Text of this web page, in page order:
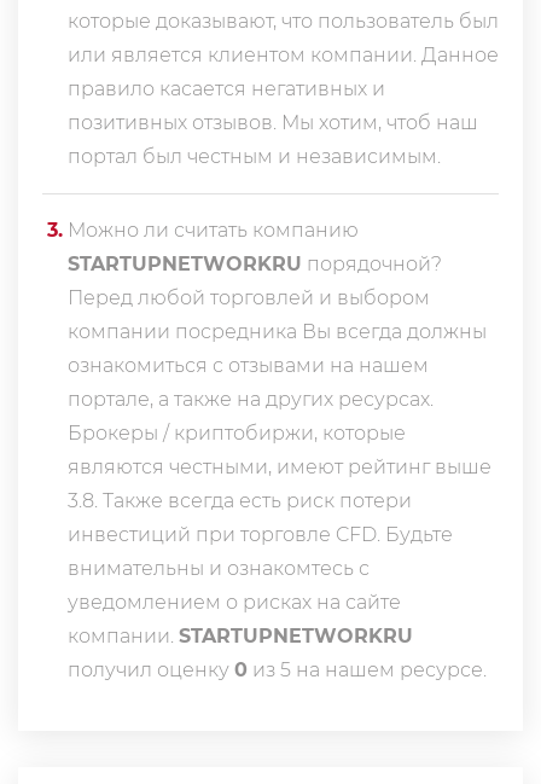
которые доказывают, что пользователь был
или является клиентом компании. Данное
правило касается негативных и
позитивных отзывов. Мы хотим, чтоб наш
портал был честным и независимым.
3. Можно ли считать компанию
STARTUPNETWORKRU порядочной?
Перед любой торговлей и выбором
компании посредника Вы всегда должны
ознакомиться с отзывами на нашем
портале, а также на других ресурсах.
Брокеры / криптобиржи, которые
являются честными, имеют рейтинг выше
3.8. Также всегда еcть риск потери
инвестиций при торговле CFD. Будьте
внимательны и ознакомтесь с
уведомлением о рисках на сайте
компании. STARTUPNETWORKRU
получил оценку 0 из 5 на нашем ресурсе.